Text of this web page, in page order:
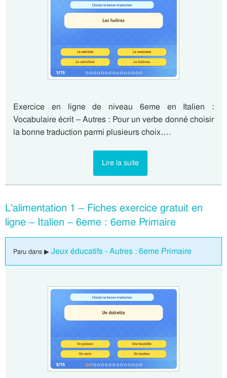
Exercice en ligne de niveau 6eme en Italien :
Vocabulaire écrit – Autres : Pour un verbe donné choisir
la bonne traduction parmi plusieurs choix….
Lire la suite
L’alimentation 1 – Fiches exercice gratuit en
ligne – Italien – 6eme : 6eme Primaire
Paru dans ▶ Jeux éducatifs - Autres : 6eme Primaire